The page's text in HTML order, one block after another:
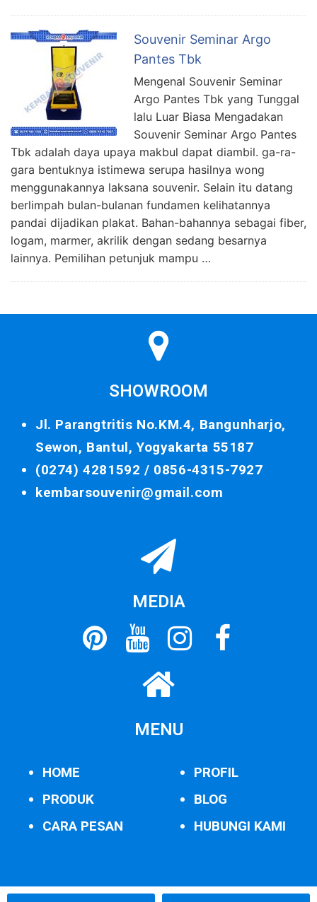
Souvenir Seminar Argo
Pantes Tbk
Mengenal Souvenir Seminar
Argo Pantes Tbk yang Tunggal
lalu Luar Biasa Mengadakan
Souvenir Seminar Argo Pantes
Tbk adalah daya upaya makbul dapat diambil. ga-ra-
gara bentuknya istimewa serupa hasilnya wong
menggunakannya laksana souvenir. Selain itu datang
berlimpah bulan-bulanan fundamen kelihatannya
pandai dijadikan plakat. Bahan-bahannya sebagai fiber,
logam, marmer, akrilik dengan sedang besarnya
lainnya. Pemilihan petunjuk mampu …
SHOWROOM
Jl. Parangtritis No.KM.4, Bangunharjo,
Sewon, Bantul, Yogyakarta 55187
(0274) 4281592 / 0856-4315-7927
kembarsouvenir@gmail.com
MEDIA
MENU
HOME
PRODUK
CARA PESAN
PROFIL
BLOG
HUBUNGI KAMI